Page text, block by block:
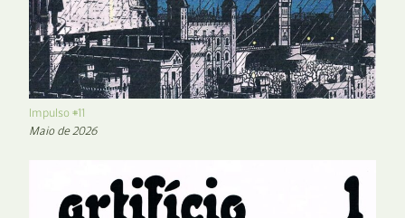
Impulso #11
Maio de 2026